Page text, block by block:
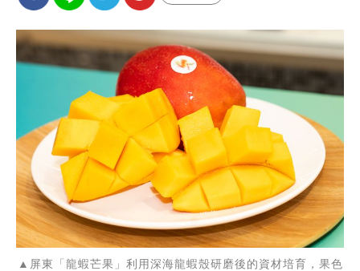
▲屏東「龍蝦芒果」利用深海龍蝦殼研磨後的資材培育，果色